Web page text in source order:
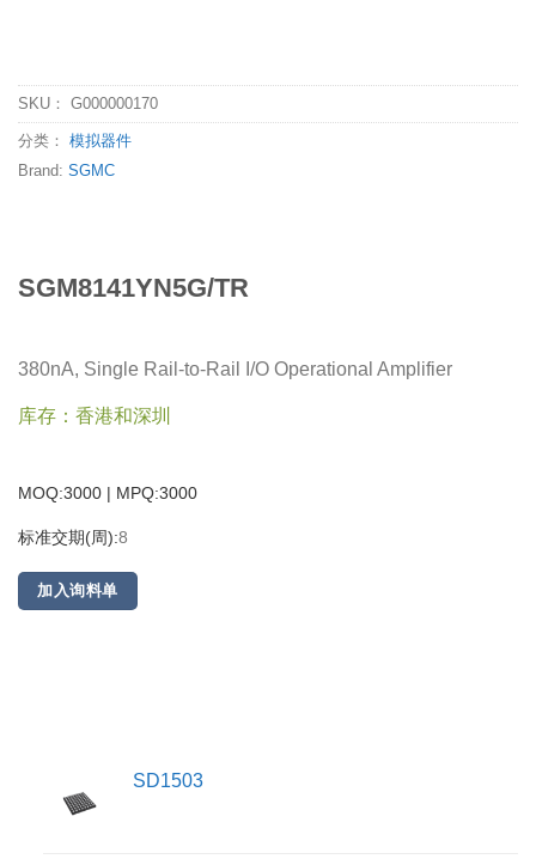
SKU： G000000170
分类： 模拟器件
Brand: SGMC
SGM8141YN5G/TR
380nA, Single Rail-to-Rail I/O Operational Amplifier
库存：香港和深圳
MOQ:3000 | MPQ:3000
标准交期(周):8
加入询料单
SD1503